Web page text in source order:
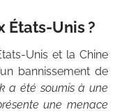
États-Unis ?
Unis et la Chine
bannissement de
a été soumis à une
une menace